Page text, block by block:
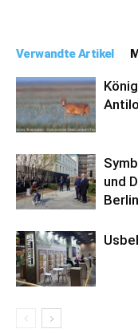
Verwandte Artikel
und
Berlin